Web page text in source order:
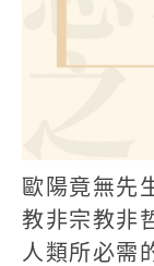
歐陽竟無先
教非宗教非
人類所必需